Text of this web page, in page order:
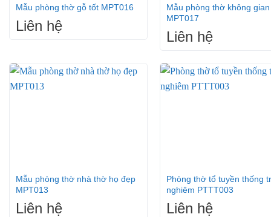
-GIÁ THÀNH CẢ BỘ=8,8m2 X 6tr/m2 =52,8 triệu đồng
Mẫu phòng thờ gỗ tốt MPT016
Liên hệ
Mẫu phòng thờ không
MPT017
Liên hệ
Mẫu phòng thờ nhà thờ họ đẹp
MPT013
Liên hệ
Phòng thờ tổ tuyền thống
nghiêm PTTT003
Liên hệ